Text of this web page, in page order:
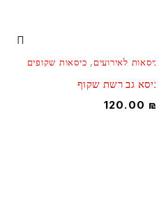
לאירועים, כיסאות שקופים
גב רשת שקוף
120.00